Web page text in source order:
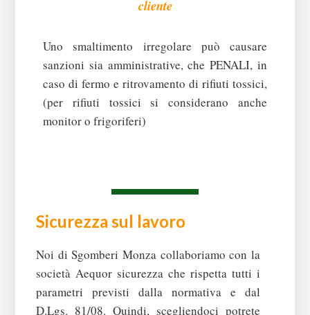
cliente
Uno smaltimento irregolare può causare
sanzioni sia amministrative, che PENALI, in
caso di fermo e ritrovamento di rifiuti tossici,
(per rifiuti tossici si considerano anche
monitor o frigoriferi)
Sicurezza sul lavoro
Noi di Sgomberi Monza collaboriamo con la
società Aequor sicurezza che rispetta tutti i
parametri previsti dalla normativa e dal
D.Lgs. 81/08. Quindi, scegliendoci potrete